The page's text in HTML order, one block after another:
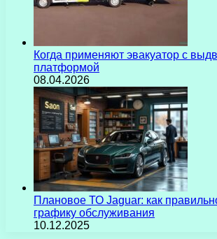
Когда применяют эвакуатор с
платформой
08.04.2026
Плановое ТО Jaguar: как
графику обслуживания
10.12.2025